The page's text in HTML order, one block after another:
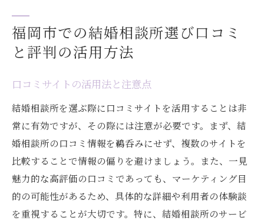
福岡市での結婚相談所選び口コミ
と評判の活用方法
口コミサイトの活用法と注意点
結婚相談所を選ぶ際に口コミサイトを活用することは非
常に有効ですが、その際には注意が必要です。まず、結
婚相談所の口コミ情報を鵜呑みにせず、複数のサイトを
比較することで情報の偏りを避けましょう。また、一見
魅力的な高評価の口コミであっても、マーケティング目
的の可能性があるため、具体的な詳細や利用者の体験談
を重視することが大切です。特に、結婚相談所のサービ